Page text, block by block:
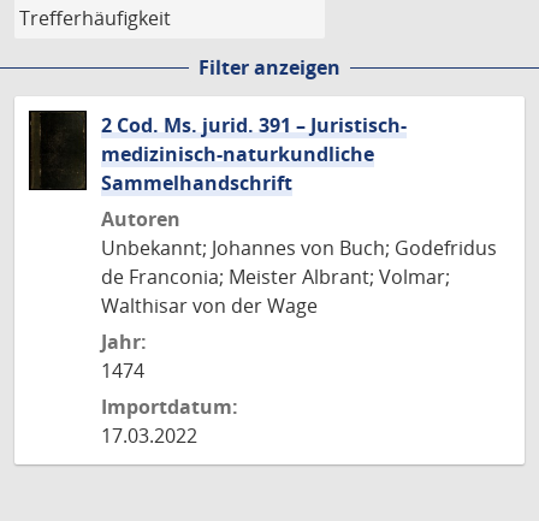
Filter anzeigen
2 Cod. Ms. jurid. 391 – Juristisch-
medizinisch-naturkundliche
Sammelhandschrift
Autoren
Unbekannt; Johannes von Buch; Godefridus
de Franconia; Meister Albrant; Volmar;
Walthisar von der Wage
Jahr:
1474
Importdatum:
17.03.2022